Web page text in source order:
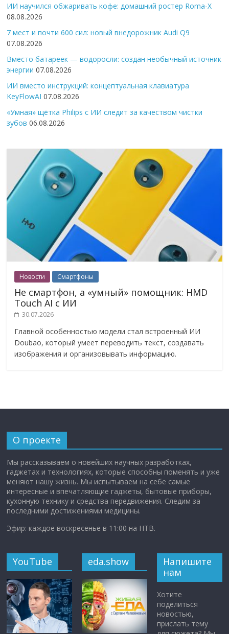
ИИ научился обжаривать кофе: домашний ростер Roma-X
08.08.2026
7 мест и почти 600 сил: новый внедорожник Audi Q9
07.08.2026
Вместо батареек — водоросли: создан необычный источник
энергии 07.08.2026
ИИ вместо инструкций: концептуальная клавиатура
KeyFlowAI 07.08.2026
«Умная» щётка Philips с ИИ следит за качеством чистки
зубов 06.08.2026
Новости Смартфоны
Не смартфон, а «умный» помощник: HMD
Touch AI с ИИ
30.07.2026
Главной особенностью модели стал встроенный ИИ
Doubao, который умеет переводить текст, создавать
изображения и организовывать информацию.
О проекте
Мы рассказываем о новейших научных разработках,
гаджетах и технологиях, которые способны поменять и уже
меняют нашу жизнь. Мы испытываем на себе самые
интересные и впечатляющие гаджеты, бытовые приборы,
кухонную технику и средства передвижения. Следим за
последними достижениями медицины.
Эфир: каждое воскресенье в 11:00 на НТВ.
YouTube eda.show
Напишите
нам
Хотите
поделиться
новостью,
прислать тему